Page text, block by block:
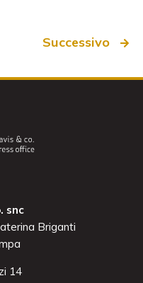
Successivo
snc
Briganti
14